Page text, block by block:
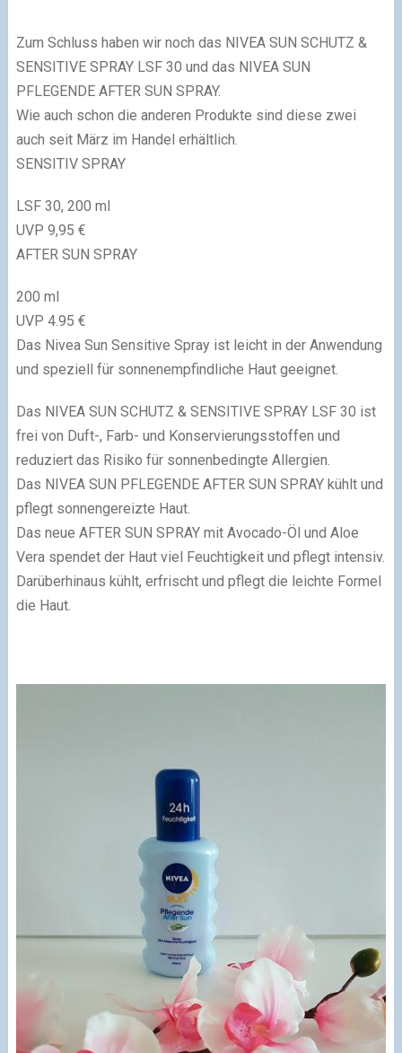
Zum Schluss haben wir noch das NIVEA SUN SCHUTZ &
SENSITIVE SPRAY LSF 30 und das NIVEA SUN
PFLEGENDE AFTER SUN SPRAY.
Wie auch schon die anderen Produkte sind diese zwei
auch seit März im Handel erhältlich.
SENSITIV SPRAY
LSF 30, 200 ml
UVP 9,95 €
AFTER SUN SPRAY
200 ml
UVP 4.95 €
Das Nivea Sun Sensitive Spray ist leicht in der Anwendung
und speziell für sonnenempfindliche Haut geeignet.
Das NIVEA SUN SCHUTZ & SENSITIVE SPRAY LSF 30 ist
frei von Duft-, Farb- und Konservierungsstoffen und
reduziert das Risiko für sonnenbedingte Allergien.
Das NIVEA SUN PFLEGENDE AFTER SUN SPRAY kühlt und
pflegt sonnengereizte Haut.
Das neue AFTER SUN SPRAY mit Avocado-Öl und Aloe
Vera spendet der Haut viel Feuchtigkeit und pflegt intensiv.
Darüberhinaus kühlt, erfrischt und pflegt die leichte Formel
die Haut.